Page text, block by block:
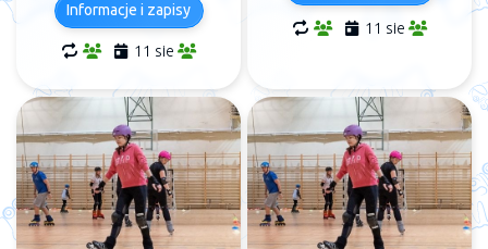
Informacje i zapisy
11 sie
11 sie